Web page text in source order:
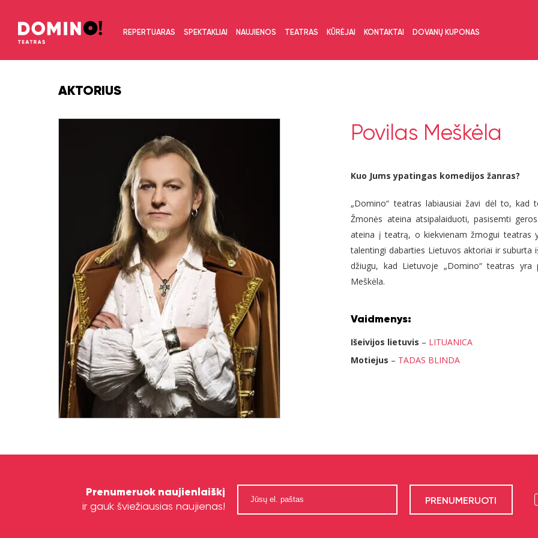
REPERTUARAS SPEKTAKLIAI NAUJIENOS TEATRAS KŪRĖJAI KONTAKTAI DOVANŲ KUPONAS
AKTORIUS
Povilas Meškėla
Kuo Jums ypatingas komedijos žanras?
„Domino“ teatras labiausiai žavi dėl to, kad
Žmonės ateina atsipalaiduoti, pasisemti
ateina į teatrą, o kiekvienam žmogui teatras
talentingi dabarties Lietuvos aktoriai ir suburta
džiugu, kad Lietuvoje „Domino“ teatras
Meškėla.
Vaidmenys:
Išeivijos lietuvis – LITUANICA
Motiejus – TADAS BLINDA
Prenumeruok naujienlaiškį
ir gauk šviežiausias naujienas!